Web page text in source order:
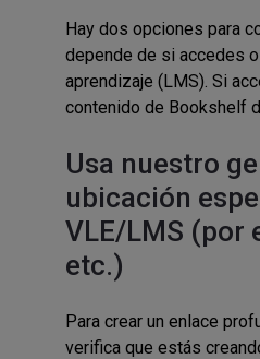
Hay dos opciones para
depende de si accedes
aprendizaje (LMS). Si
contenido de Bookshelf
Usa nuestro
ubicación
VLE/LMS (por
etc.)
Para crear un enlace
verifica que estás